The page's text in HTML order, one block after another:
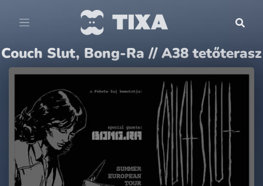
Couch Slut, Bong-Ra // A38 tetőterasz